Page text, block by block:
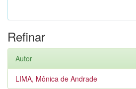
Refinar
Autor
LIMA, Mônica de Andrade